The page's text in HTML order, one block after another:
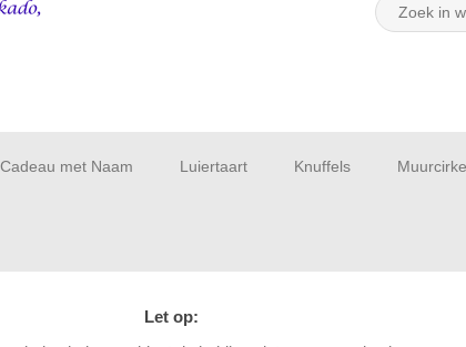
Cadeau met Naam Luiertaart Knuffels
Let op: